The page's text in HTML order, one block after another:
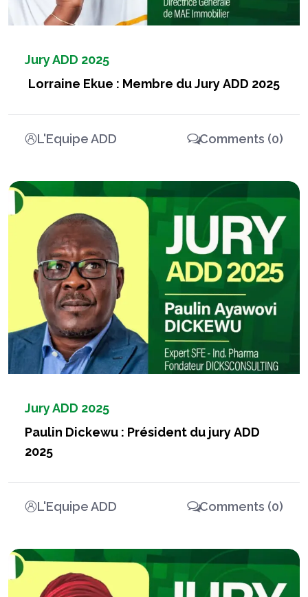
Jury ADD 2025
Lorraine Ekue : Membre du Jury ADD 2025
L'Equipe ADD Comments (0)
Jury ADD 2025
Paulin Dickewu : Président du jury ADD
2025
L'Equipe ADD Comments (0)